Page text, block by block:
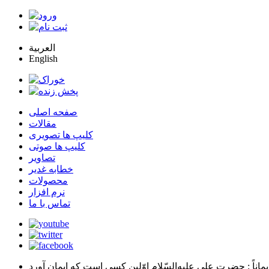
العربية
English
صفحه اصلی
مقالات
کلیپ ها تصویری
کلیپ ها صوتی
تصاویر
خطابه غدیر
محصولات
نرم افزار
تماس با ما